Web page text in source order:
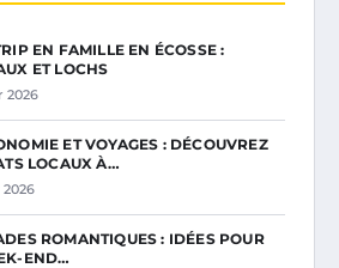
EN FAMILLE EN ÉCOSSE :
ET LOCHS
2026
ET VOYAGES : DÉCOUVREZ
LOCAUX À…
ROMANTIQUES : IDÉES POUR
END…